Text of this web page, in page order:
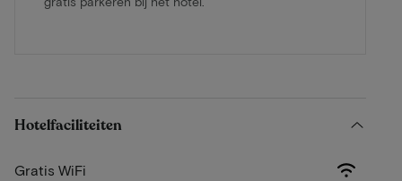
Hotelfaciliteiten
Gratis WiFi